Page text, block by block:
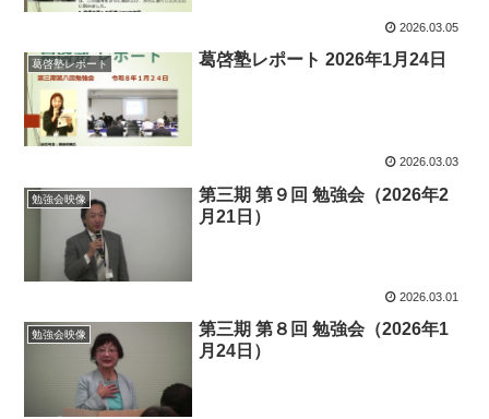
2026.03.05
葛啓塾レポート 葛啓塾レポート 2026年1月24日
2026.03.03
勉強会映像
第三期 第９回 勉強会（2026年2
月21日）
2026.03.01
勉強会映像
第三期 第８回 勉強会（2026年1
月24日）